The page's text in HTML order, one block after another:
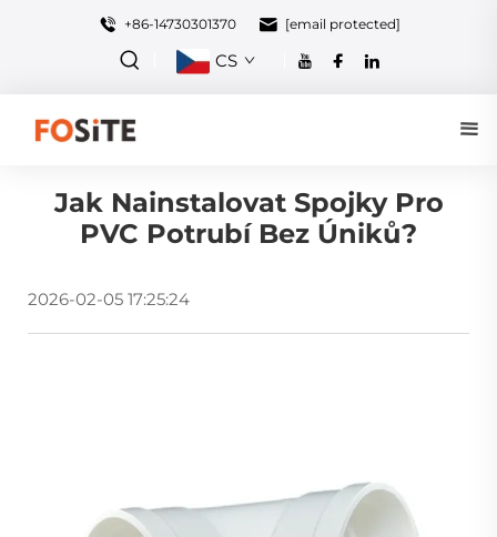
+86-14730301370 [email protected]
CS
Jak Nainstalovat Spojky Pro
PVC Potrubí Bez Úniků?
2026-02-05 17:25:24